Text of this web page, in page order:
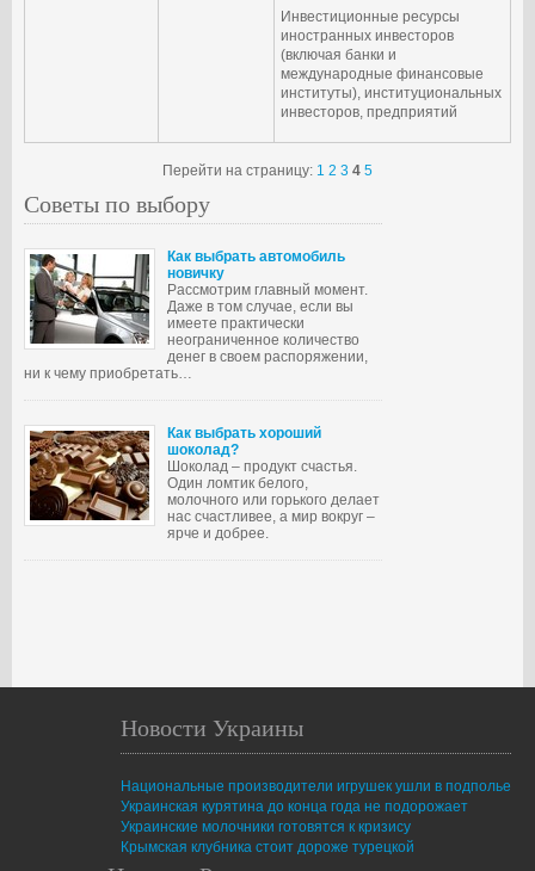
Инвестиционные ресурсы
иностранных инвесторов
(включая банки и
международные финансовые
институты), институциональных
инвесторов, предприятий
Перейти на страницу: 1 2 3 4 5
Советы по выбору
Как выбрать автомобиль
новичку
Рассмотрим главный момент.
Даже в том случае, если вы
имеете практически
неограниченное количество
денег в своем распоряжении,
ни к чему приобретать…
Как выбрать хороший
шоколад?
Шоколад – продукт счастья.
Один ломтик белого,
молочного или горького делает
нас счастливее, а мир вокруг –
ярче и добрее.
Новости Украины
Национальные производители игрушек ушли в подполье
Украинская курятина до конца года не подорожает
Украинские молочники готовятся к кризису
Крымская клубника стоит дороже турецкой